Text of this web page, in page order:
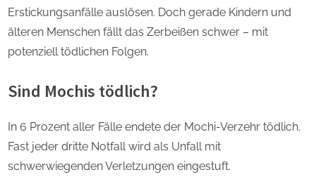
Erstickungsanfälle auslösen. Doch gerade Kindern und
älteren Menschen fällt das Zerbeißen schwer – mit
potenziell tödlichen Folgen.
Sind Mochis tödlich?
In 6 Prozent aller Fälle endete der Mochi-Verzehr tödlich.
Fast jeder dritte Notfall wird als Unfall mit
schwerwiegenden Verletzungen eingestuft.